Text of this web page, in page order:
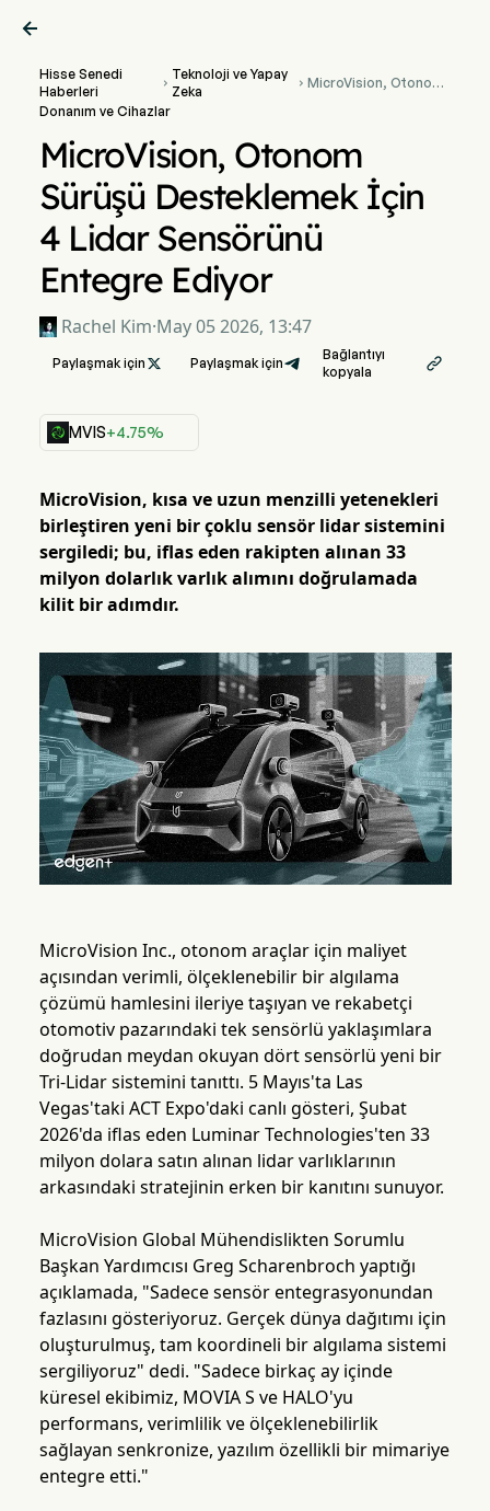

Hisse Senedi
Haberleri

Teknoloji ve Yapay
Zeka
 MicroVision, Otonom
Donanım ve Cihazlar
MicroVision, Otonom
Sürüşü Desteklemek İçin
4 Lidar Sensörünü
Entegre Ediyor
Rachel Kim·May 05 2026, 13:47
Paylaşmak için  Paylaşmak için
Bağlantıyı
kopyala

MVIS+4.75%
MicroVision, kısa ve uzun menzilli yetenekleri
birleştiren yeni bir çoklu sensör lidar sistemini
sergiledi; bu, iflas eden rakipten alınan 33
milyon dolarlık varlık alımını doğrulamada
kilit bir adımdır.
MicroVision Inc., otonom araçlar için maliyet
açısından verimli, ölçeklenebilir bir algılama
çözümü hamlesini ileriye taşıyan ve rekabetçi
otomotiv pazarındaki tek sensörlü yaklaşımlara
doğrudan meydan okuyan dört sensörlü yeni bir
Tri-Lidar sistemini tanıttı. 5 Mayıs'ta Las
Vegas'taki ACT Expo'daki canlı gösteri, Şubat
2026'da iflas eden Luminar Technologies'ten 33
milyon dolara satın alınan lidar varlıklarının
arkasındaki stratejinin erken bir kanıtını sunuyor.
MicroVision Global Mühendislikten Sorumlu
Başkan Yardımcısı Greg Scharenbroch yaptığı
açıklamada, "Sadece sensör entegrasyonundan
fazlasını gösteriyoruz. Gerçek dünya dağıtımı için
oluşturulmuş, tam koordineli bir algılama sistemi
sergiliyoruz" dedi. "Sadece birkaç ay içinde
küresel ekibimiz, MOVIA S ve HALO'yu
performans, verimlilik ve ölçeklenebilirlik
sağlayan senkronize, yazılım özellikli bir mimariye
entegre etti."